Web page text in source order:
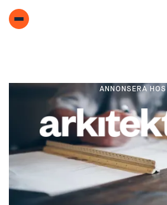
ANNONSERA HOS